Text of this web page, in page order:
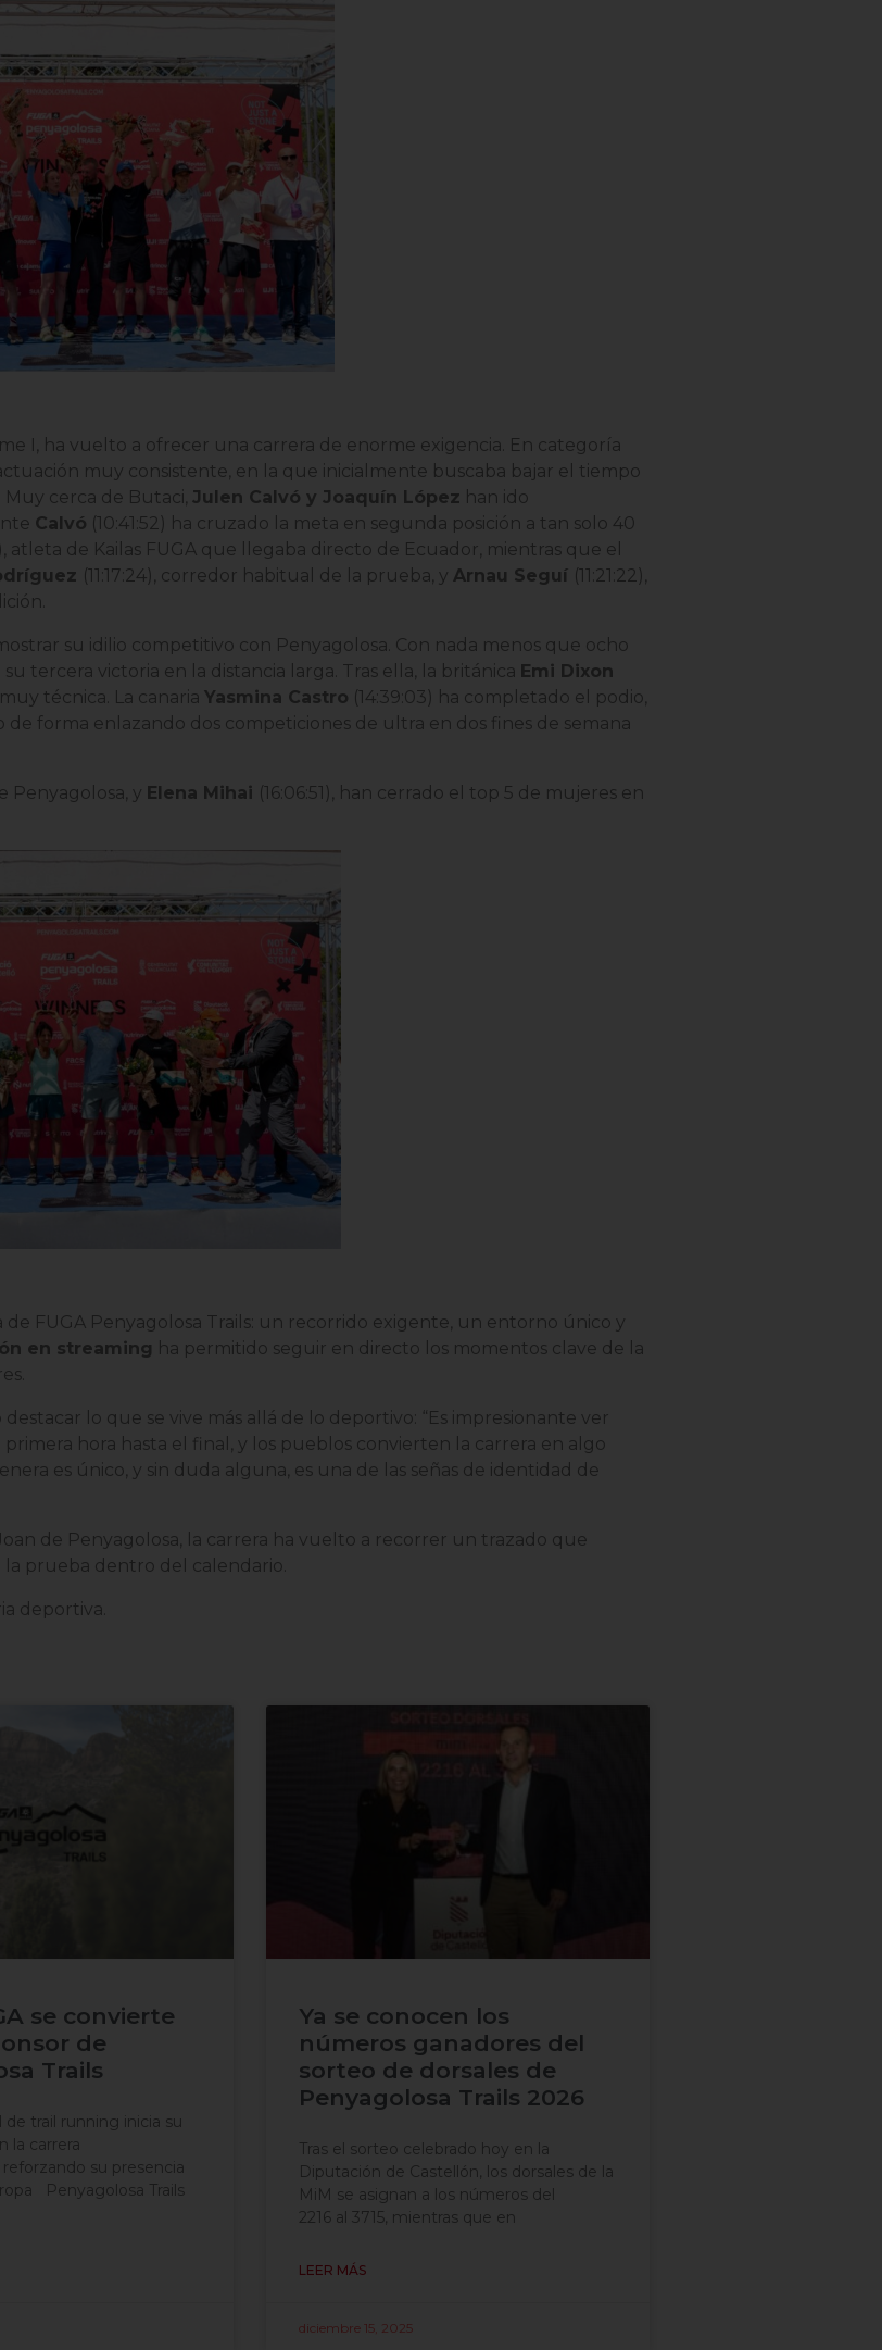
I, ha vuelto a ofrecer una carrera de enorme exigencia. En categoría
muy consistente, en la que inicialmente buscaba bajar el tiempo
. Muy cerca de Butaci, Julen Calvó y Joaquín López han ido
Calvó (10:41:52) ha cruzado la meta en segunda posición a tan solo 40
, atleta de Kailas FUGA que llegaba directo de Ecuador, mientras que el
(11:17:24), corredor habitual de la prueba, y Arnau Seguí (11:21:22),
su idilio competitivo con Penyagolosa. Con nada menos que ocho
tercera victoria en la distancia larga. Tras ella, la británica Emi Dixon
técnica. La canaria Yasmina Castro (14:39:03) ha completado el podio,
forma enlazando dos competiciones de ultra en dos fines de semana
Penyagolosa, y Elena Mihai (16:06:51), han cerrado el top 5 de mujeres en
FUGA Penyagolosa Trails: un recorrido exigente, un entorno único y
en streaming ha permitido seguir en directo los momentos clave de la
destacar lo que se vive más allá de lo deportivo: “Es impresionante ver
hora hasta el final, y los pueblos convierten la carrera en algo
es único, y sin duda alguna, es una de las señas de identidad de
de Penyagolosa, la carrera ha vuelto a recorrer un trazado que
prueba dentro del calendario.
deportiva.
se convierte
de
Trails
de trail running inicia su
la carrera
su presencia
Penyagolosa Trails
Ya se conocen los
números ganadores del
sorteo de dorsales de
Penyagolosa Trails 2026
Tras el sorteo celebrado hoy en la
Diputación de Castellón, los dorsales de la
MiM se asignan a los números del
2216 al 3715, mientras que en
LEER MÁS
diciembre 15, 2025